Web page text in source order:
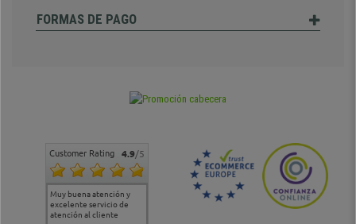
FORMAS DE PAGO
Customer Rating 4.9/5
Muy buena atención y
excelente servicio de
atención al cliente
Muy buena atención de
cara al asesoramiento
Si estoy contento